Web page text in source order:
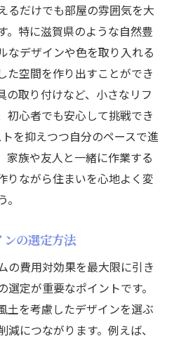
るだけでも部屋の雰囲気を大
。特に滋賀県のような自然豊
なデザインや色を取り入れる
た空間を作り出すことができ
の取り付けなど、小さなリフ
初心者でも安心して挑戦でき
を抑えつつ自分のペースで進
家族や友人と一緒に作業する
りながら住まいを心地よく変
ンの選定方法
の費用対効果を最大限に引き
定が重要なポイントです。
土を考慮したデザインを選ぶ
につながります。例えば、